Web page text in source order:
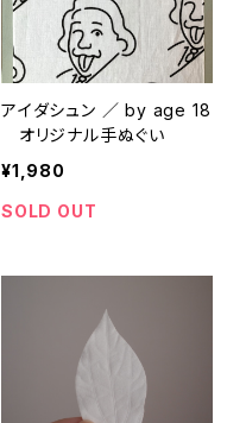
アイダシュン ／ by age 18
オリジナル手ぬぐい
¥1,980
SOLD OUT